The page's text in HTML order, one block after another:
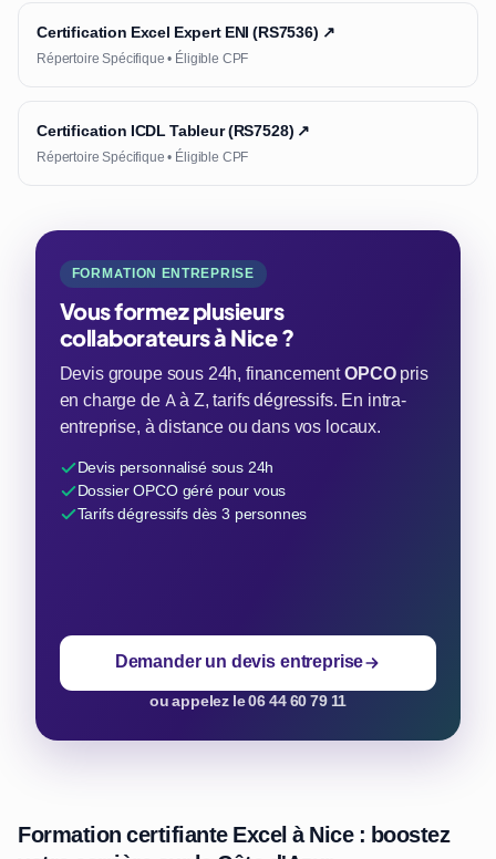
Certification Excel Expert ENI (RS7536) ↗
Répertoire Spécifique • Éligible CPF
Certification ICDL Tableur (RS7528) ↗
Répertoire Spécifique • Éligible CPF
FORMATION ENTREPRISE
Vous formez plusieurs
collaborateurs à Nice ?
Devis groupe sous 24h, financementOPCOpris
en charge de A à Z, tarifs dégressifs. En intra-
entreprise, à distance ou dans vos locaux.
Devis personnalisé sous 24h
Dossier OPCO géré pour vous
Tarifs dégressifs dès 3 personnes
Demander un devis entreprise
ou appelez le 06 44 60 79 11
Formation certifiante Excel à Nice : boostez